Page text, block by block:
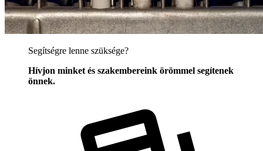
Segítségre lenne szüksége?
Hívjon minket és szakembereink örömmel segítenek
önnek.